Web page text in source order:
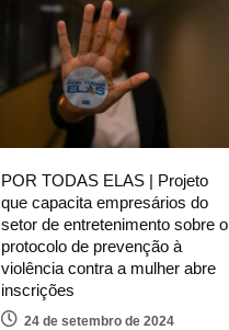
POR TODAS ELAS | Projeto
que capacita empresários do
setor de entretenimento sobre o
protocolo de prevenção à
violência contra a mulher abre
inscrições
24 de setembro de 2024